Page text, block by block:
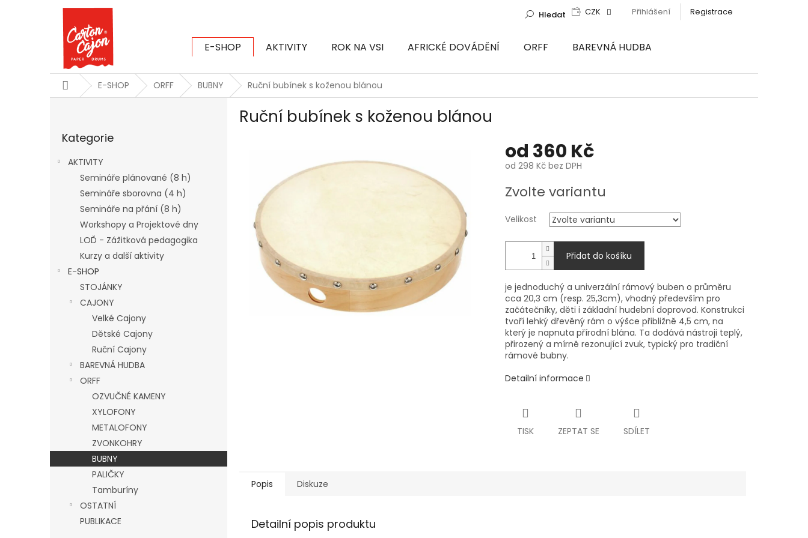
CZK Přihlášení Registrace
Hledat
E-SHOP AKTIVITY ROK NA VSI AFRICKÉ DOVÁDĚNÍ ORFF
BAREVNÁ HUDBA
DomůE-SHOP ORFF BUBNY Ruční bubínek s koženou blánou
kategorie
Kategorie
AKTIVITY
Semináře plánované (8 h)
Semináře sborovna (4 h)
Semináře na přání (8 h)
Workshopy a Projektové dny
LOĎ - Zážitková pedagogika
Kurzy a další aktivity
E-SHOP
STOJÁNKY
CAJONY
Velké Cajony
Dětské Cajony
Ruční Cajony
BAREVNÁ HUDBA
ORFF
OZVUČNÉ KAMENY
XYLOFONY
METALOFONY
ZVONKOHRY
BUBNY
PALIČKY
Tamburíny
OSTATNÍ
PUBLIKACE
Ruční bubínek s koženou blánou
od 360 Kč
od 298 Kčbez DPH
cena:
Zvolte variantu
Velikost
Přidat do košíku
je jednoduchý a univerzální rámový buben o průměru
cca 20,3 cm (resp. 25,3cm), vhodný především pro
začátečníky, děti i základní hudební doprovod. Konstrukci
tvoří lehký dřevěný rám o výšce přibližně 4,5 cm, na
který je napnuta přírodní blána. Ta dodává nástroji teplý,
přirozený a mírně rezonující zvuk, typický pro tradiční
rámové bubny.
Detailní informace
TISK ZEPTAT SE SDÍLET
Popis Diskuze
Detailní popis produktu